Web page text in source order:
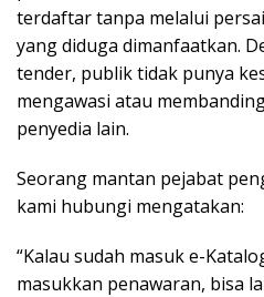
terdaftar tanpa melalui
yang diduga dimanfaatkan.
tender, publik tidak punya
mengawasi atau
penyedia lain.
Seorang mantan pejabat
kami hubungi mengatakan:
“Kalau sudah masuk e-
masukkan penawaran, bisa